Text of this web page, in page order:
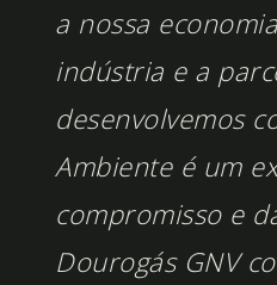
a nossa
indústria e a
desenvolvemos
Ambiente é um
compromisso e
Dourogás GNV